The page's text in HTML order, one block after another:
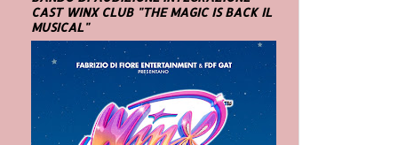
CAST WINX CLUB "THE MAGIC IS BACK IL
MUSICAL"